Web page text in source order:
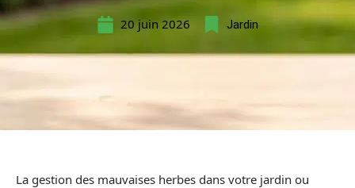
20 juin 2026 Jardin
La gestion des mauvaises herbes dans votre jardin ou